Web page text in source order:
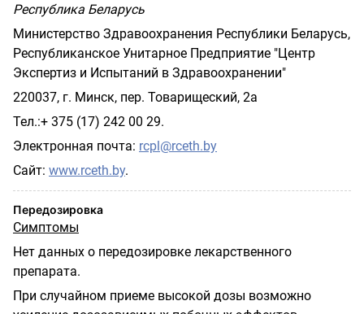
Республика Беларусь
Министерство Здравоохранения Республики Беларусь,
Республиканское Унитарное Предприятие "Центр
Экспертиз и Испытаний в Здравоохранении"
220037, г. Минск, пер. Товарищеский, 2а
Тел.:+ 375 (17) 242 00 29.
Электронная почта: rcpl@rceth.by
Сайт: www.rceth.by.
Передозировка
Симптомы
Нет данных о передозировке лекарственного
препарата.
При случайном приеме высокой дозы возможно